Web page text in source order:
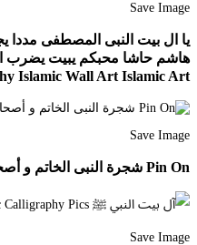
Save Image
يا ال بيت النبى المصطفى مددا
Islamic Wall Art Islamic Art
Save Image
Pin On شجرة النبى الخاتم و أصحابة وأهل بيته
Save Image